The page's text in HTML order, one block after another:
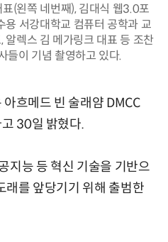
(왼쪽 네번째), 김대식 웹3.0포
용 서강대학교 컴퓨터 공학과 교
알렉스 김 메가링크 대표 등 조찬
들이 기념 촬영하고 있다.
흐메드 빈 술래얌 DMCC
30일 밝혔다.
지능 등 혁신 기술을 기반으
래를 앞당기기 위해 출범한